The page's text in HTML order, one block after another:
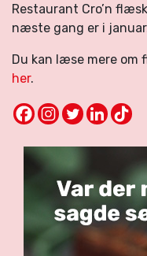
Restaurant Cro’n
næste gang er i
Du kan læse mere om
her.